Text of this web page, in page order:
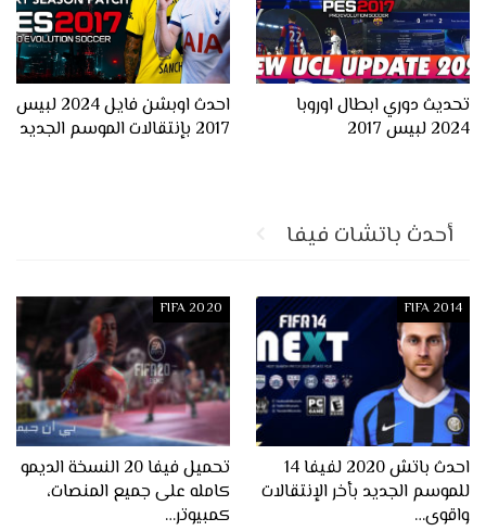
تحديث دوري ابطال اوروبا
2024 لبيس 2017
احدث اوبشن فايل 2024 لبيس
2017 بإنتقالات الموسم الجديد
أحدث باتشات فيفا
FIFA 2014
احدث باتش 2020 لفيفا 14
للموسم الجديد بأخر الإنتقالات
واقوى…
FIFA 2020
تحميل فيفا 20 النسخة الديمو
كامله على جميع المنصات،
كمبيوتر…